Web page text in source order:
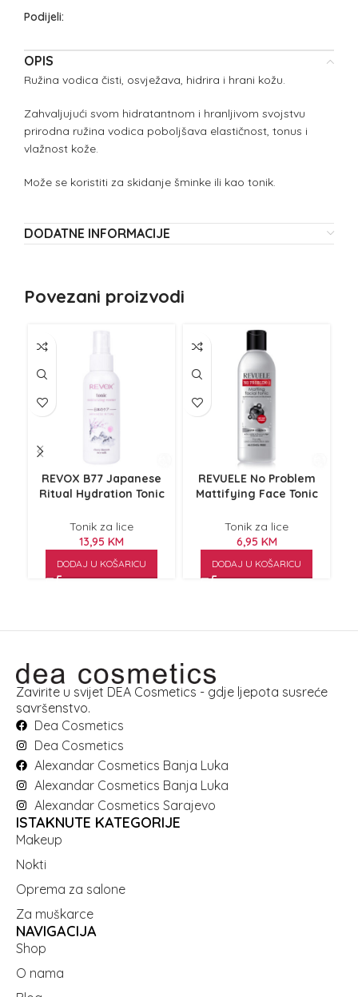
Podijeli:
OPIS
Ružina vodica čisti, osvježava, hidrira i hrani kožu.
Zahvaljujući svom hidratantnom i hranljivom svojstvu
prirodna ružina vodica poboljšava elastičnost, tonus i
vlažnost kože.
Može se koristiti za skidanje šminke ili kao tonik.
DODATNE INFORMACIJE
Povezani proizvodi
REVOX B77 Japanese
Ritual Hydration Tonic
Tonik za lice
13,95 KM
DODAJ U KOŠARICU
REVUELE No Problem
Mattifying Face Tonic
Tonik za lice
6,95 KM
DODAJ U KOŠARICU
Zavirite u svijet DEA Cosmetics - gdje ljepota susreće
savršenstvo.
Dea Cosmetics
Dea Cosmetics
Alexandar Cosmetics Banja Luka
Alexandar Cosmetics Banja Luka
Alexandar Cosmetics Sarajevo
ISTAKNUTE KATEGORIJE
Makeup
Nokti
Oprema za salone
Za muškarce
NAVIGACIJA
Shop
O nama